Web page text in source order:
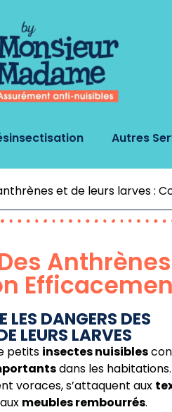
Autres
et de leurs larves
LES DANGERS DES
LEURS LARVES
petits insectes nuisibles
dans les
voraces, s’attaquent aux
meubles rembourrés.